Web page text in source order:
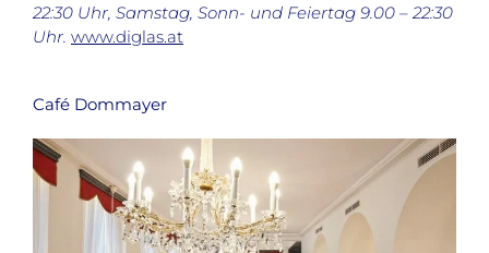
22:30 Uhr, Samstag, Sonn- und Feiertag 9.00 – 22:30
Uhr. www.diglas.at
Café Dommayer